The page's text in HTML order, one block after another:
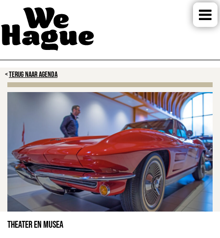
TERUG NAAR AGENDA
Theater en Musea